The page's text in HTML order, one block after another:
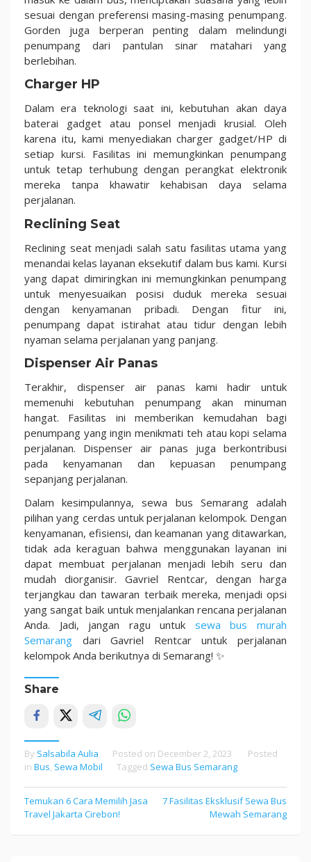
sesuai dengan preferensi masing-masing penumpang.
Gorden juga berperan penting dalam melindungi
penumpang dari pantulan sinar matahari yang
berlebihan.
Charger HP
Dalam era teknologi saat ini, kebutuhan akan daya
baterai gadget atau ponsel menjadi krusial. Oleh
karena itu, kami menyediakan charger gadget/HP di
setiap kursi. Fasilitas ini memungkinkan penumpang
untuk tetap terhubung dengan perangkat elektronik
mereka tanpa khawatir kehabisan daya selama
perjalanan.
Reclining Seat
Reclining seat menjadi salah satu fasilitas utama yang
menandai kelas layanan eksekutif dalam bus kami. Kursi
yang dapat dimiringkan ini memungkinkan penumpang
untuk menyesuaikan posisi duduk mereka sesuai
dengan kenyamanan pribadi. Dengan fitur ini,
penumpang dapat istirahat atau tidur dengan lebih
nyaman selama perjalanan yang panjang.
Dispenser Air Panas
Terakhir, dispenser air panas kami hadir untuk
memenuhi kebutuhan penumpang akan minuman
hangat. Fasilitas ini memberikan kemudahan bagi
penumpang yang ingin menikmati teh atau kopi selama
perjalanan. Dispenser air panas juga berkontribusi
pada kenyamanan dan kepuasan penumpang
sepanjang perjalanan.
Dalam kesimpulannya, sewa bus Semarang adalah
pilihan yang cerdas untuk perjalanan kelompok. Dengan
kenyamanan, efisiensi, dan keamanan yang ditawarkan,
tidak ada keraguan bahwa menggunakan layanan ini
dapat membuat perjalanan menjadi lebih seru dan
mudah diorganisir. Gavriel Rentcar, dengan harga
terjangkau dan tawaran terbaik mereka, menjadi opsi
yang sangat baik untuk menjalankan rencana perjalanan
Anda. Jadi, jangan ragu untuk sewa bus murah
Semarang dari Gavriel Rentcar untuk perjalanan
kelompok Anda berikutnya di Semarang! ✨
Share
By Salsabila Aulia Posted on December 2, 2023
Posted
in Bus Sewa Mobil Tagged Sewa Bus Semarang
Post
navigation
Temukan 6 Cara Memilih Jasa
Travel Jakarta Cirebon!
7 Fasilitas Eksklusif Sewa Bus
Mewah Semarang